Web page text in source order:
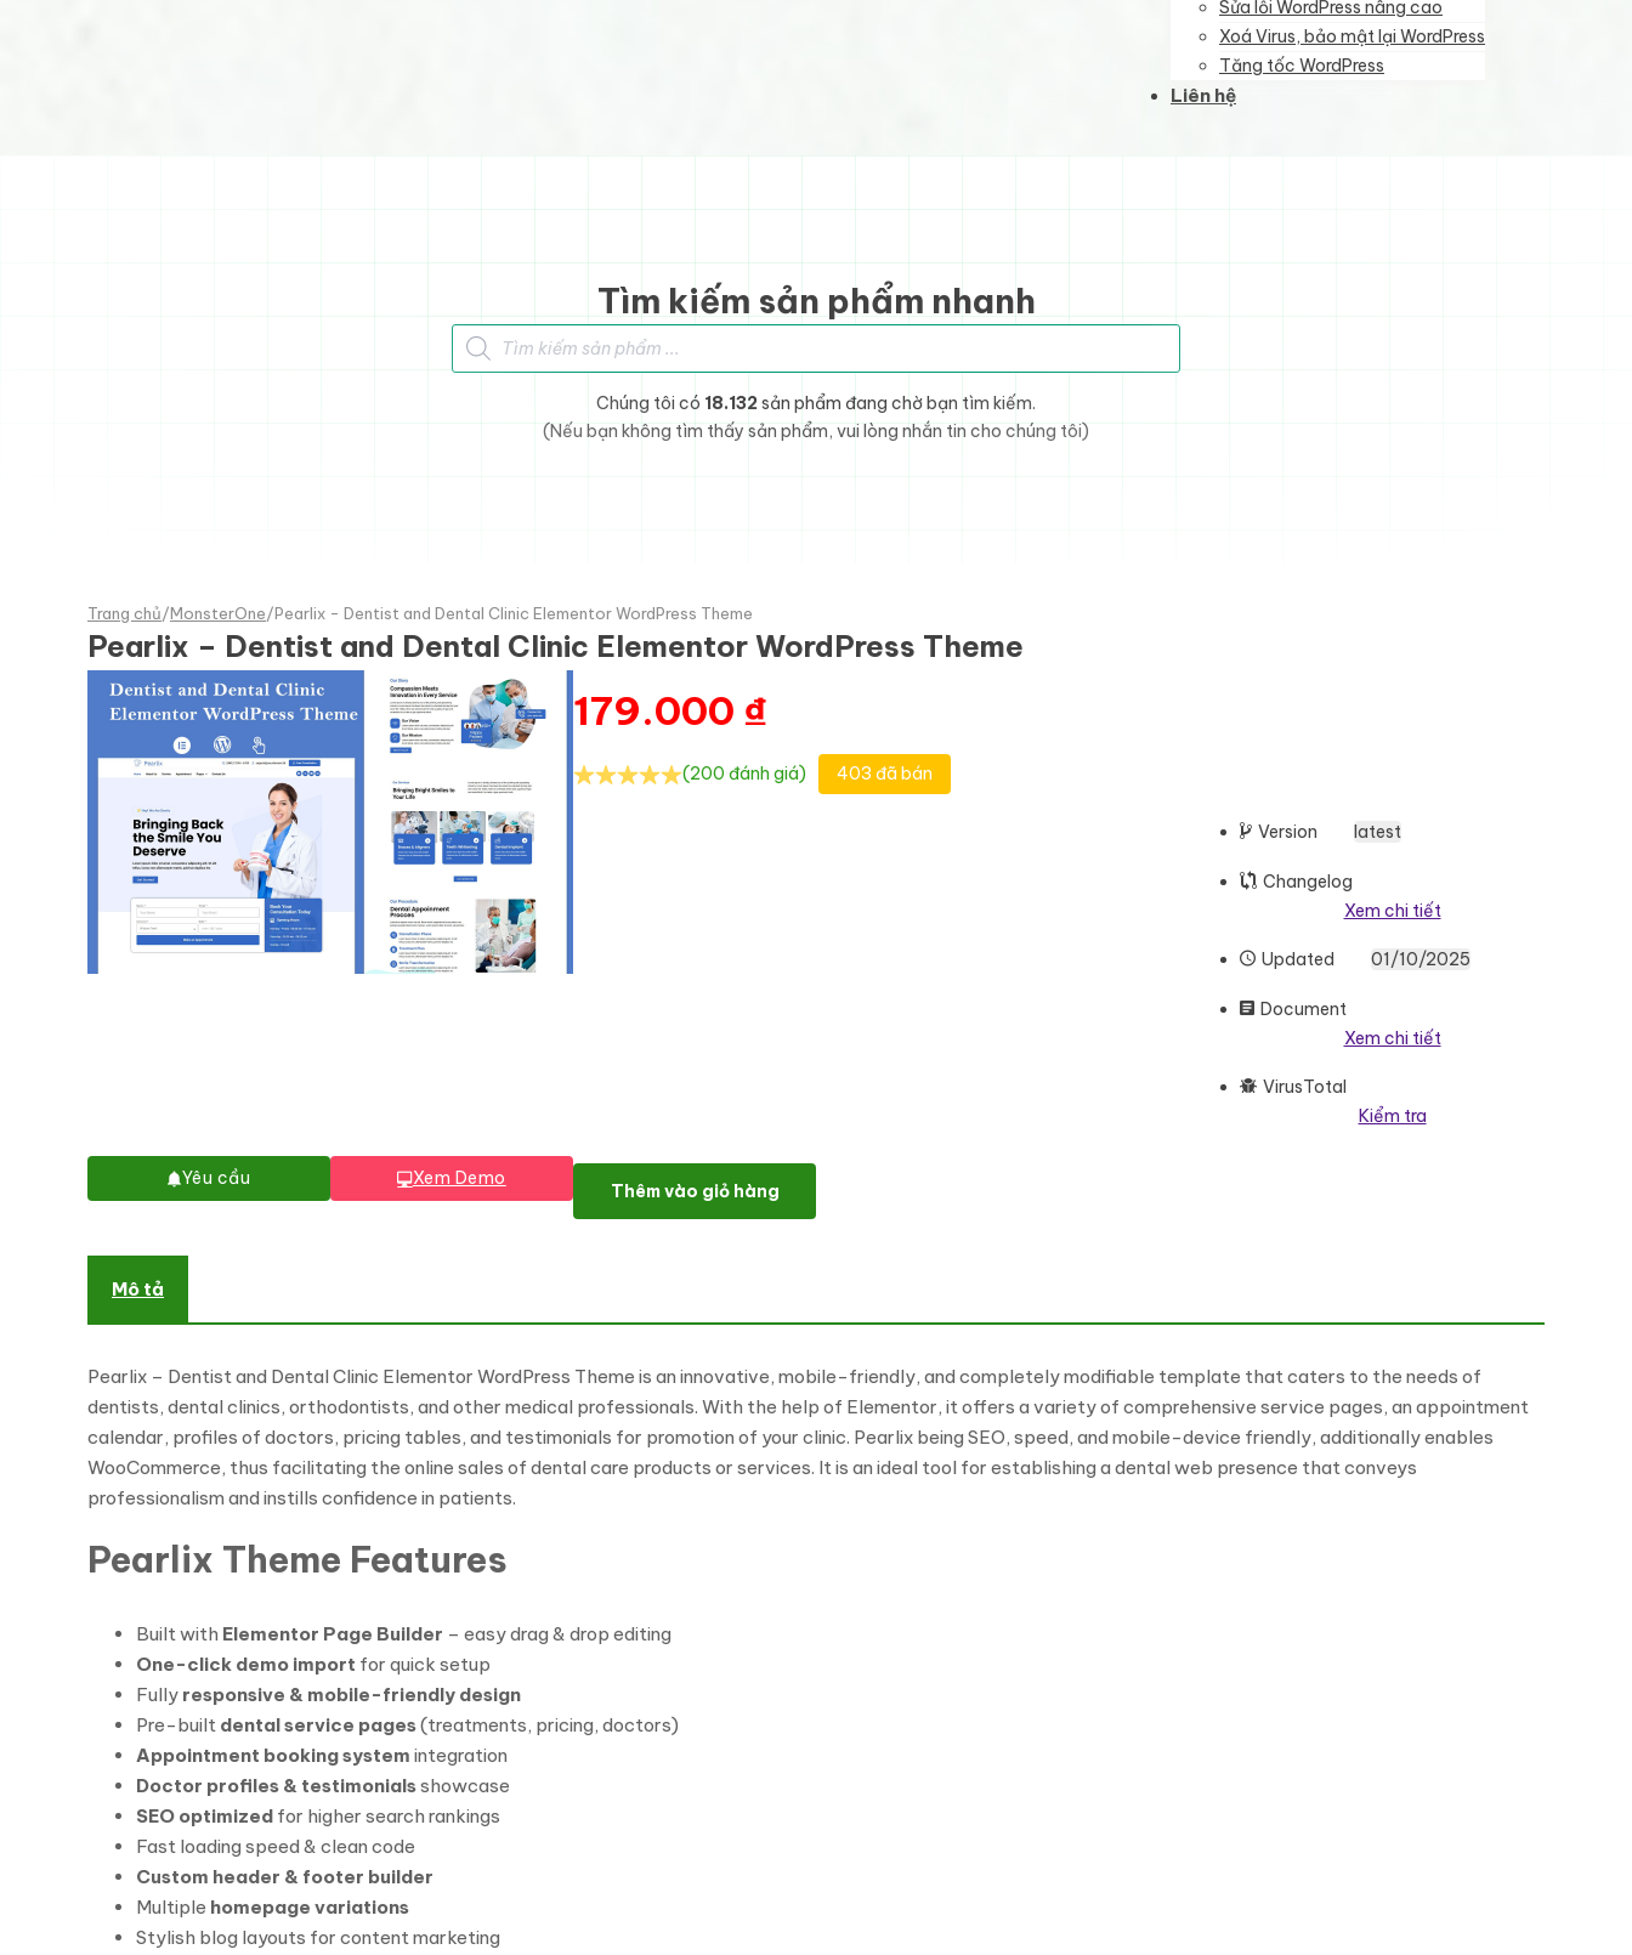
Sửa lỗi WordPress nâng cao
Xoá Virus, bảo mật lại WordPress
Tăng tốc WordPress
Liên hệ
Tìm kiếm sản phẩm nhanh
Tìm kiếm sản phẩm
Chúng tôi có 18.132 sản phẩm đang chờ bạn tìm kiếm.
(Nếu bạn không tìm thấy sản phẩm, vui lòng nhắn tin cho chúng tôi)
Trang chủ/MonsterOne/Pearlix - Dentist and Dental Clinic Elementor WordPress Theme
Pearlix – Dentist and Dental Clinic Elementor WordPress Theme
Yêu cầu Xem Demo
179.000 ₫
(200 đánh giá) 403 đã bán
Version latest
Changelog
Xem chi tiết
Updated 01/10/2025
Document
Xem chi tiết
VirusTotal
Kiểm tra
Pearlix - Dentist and Dental Clinic Elementor WordPress Theme số lượng
Thêm vào giỏ hàng
Mô tả
Pearlix – Dentist and Dental Clinic Elementor WordPress Theme is an innovative, mobile-friendly, and completely modifiable template that caters to the needs of
dentists, dental clinics, orthodontists, and other medical professionals. With the help of Elementor, it offers a variety of comprehensive service pages, an appointment
calendar, profiles of doctors, pricing tables, and testimonials for promotion of your clinic. Pearlix being SEO, speed, and mobile-device friendly, additionally enables
WooCommerce, thus facilitating the online sales of dental care products or services. It is an ideal tool for establishing a dental web presence that conveys
professionalism and instills confidence in patients.
Pearlix Theme Features
Built with Elementor Page Builder – easy drag & drop editing
One-click demo import for quick setup
Fully responsive & mobile-friendly design
Pre-built dental service pages(treatments, pricing, doctors)
Appointment booking system integration
Doctor profiles & testimonialsshowcase
SEO optimized for higher search rankings
Fast loading speed & clean code
Custom header & footer builder
Multiple homepage variations
Stylish blog layouts for content marketing